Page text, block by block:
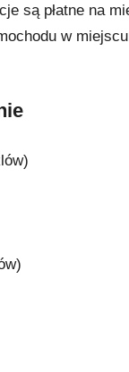
są płatne na
w